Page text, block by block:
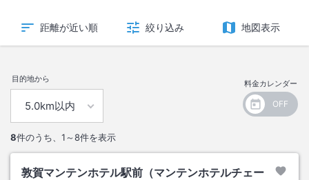
距離が近い順 絞り込み 地図表示
目的地から 料金カレンダー
8件のうち、 1～8件を表示
敦賀マンテンホテル駅前（マンテンホテルチェー